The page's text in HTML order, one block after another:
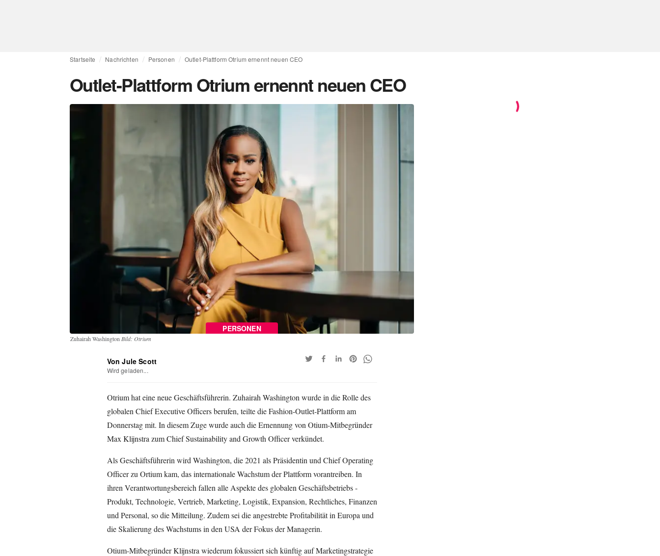
Startseite Nachrichten Personen Outlet-Plattform Otrium ernennt neuen CEO
Outlet-Plattform Otrium ernennt neuen CEO
PERSONEN
Zuhairah Washington Bild: Otrium
Von Jule Scott
Wird geladen...
Otrium hat eine neue Geschäftsführerin. Zuhairah Washington wurde in die Rolle des
globalen Chief Executive Officers berufen, teilte die Fashion-Outlet-Plattform am
Donnerstag mit. In diesem Zuge wurde auch die Ernennung von Otium-Mitbegründer
Max Klijnstra zum Chief Sustainability and Growth Officer verkündet.
Als Geschäftsführerin wird Washington, die 2021 als Präsidentin und Chief Operating
Officer zu Ortium kam, das internationale Wachstum der Plattform vorantreiben. In
ihren Verantwortungsbereich fallen alle Aspekte des globalen Geschäftsbetriebs -
Produkt, Technologie, Vertrieb, Marketing, Logistik, Expansion, Rechtliches, Finanzen
und Personal, so die Mitteilung. Zudem sei die angestrebte Profitabilität in Europa und
die Skalierung des Wachstums in den USA der Fokus der Managerin.
Otium-Mitbegründer Klijnstra wiederum fokussiert sich künftig auf Marketingstrategie